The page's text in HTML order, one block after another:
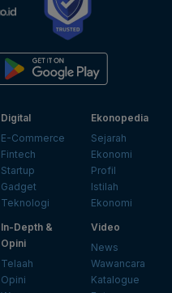
Digital
E-Commerce
Fintech
Startup
Gadget
Teknologi
Ekonopedia
Sejarah
Ekonomi
Profil
Istilah
Ekonomi
In-Depth &
Opini
Telaah
Opini
Video
News
Wawancara
Katalogue